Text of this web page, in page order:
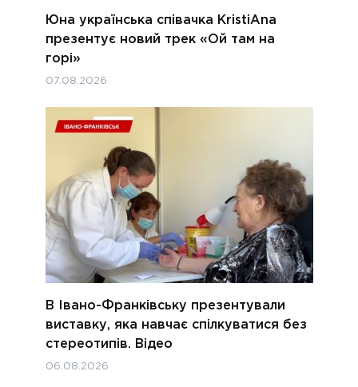
Юна українська співачка KristiAna
презентує новий трек «Ой там на
горі»
07.08.2026
В Івано-Франківську презентували
виставку, яка навчає спілкуватися без
стереотипів. Відео
06.08.2026